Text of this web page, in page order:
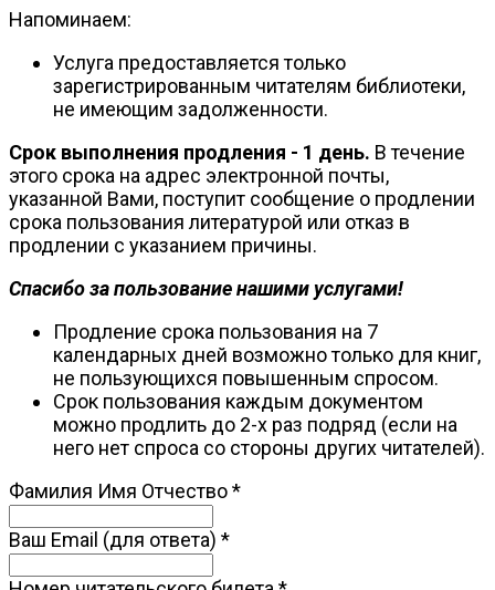
Напоминаем:
Услуга предоставляется только
зарегистрированным читателям библиотеки,
не имеющим задолженности.
Срок выполнения продления - 1 день. В течение
этого срока на адрес электронной почты,
указанной Вами, поступит сообщение о продлении
срока пользования литературой или отказ в
продлении с указанием причины.
Спасибо за пользование нашими услугами!
Продление срока пользования на 7
календарных дней возможно только для книг,
не пользующихся повышенным спросом.
Срок пользования каждым документом
можно продлить до 2-х раз подряд (если на
него нет спроса со стороны других читателей).
Фамилия Имя Отчество*
Ваш Email (для ответа) *